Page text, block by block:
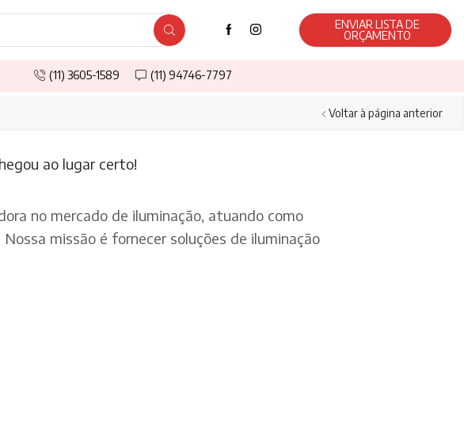
ENVIAR LISTA DE
ORÇAMENTO
(11) 3605-1589 (11) 94746-7797
Voltar à página anterior
ao lugar certo!
no mercado de iluminação, atuando como
missão é fornecer soluções de iluminação